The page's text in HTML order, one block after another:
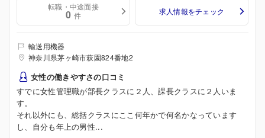
転職・中途面接
0 件 求人情報をチェック
輸送用機器
神奈川県茅ヶ崎市萩園824番地2
女性の働きやすさの口コミ
すでに女性管理職が部長クラスに２人、課長クラスに２人いま
す。
それ以外にも、総括クラスにここ何年かで何名かなっています
し、自分も年上の男性...